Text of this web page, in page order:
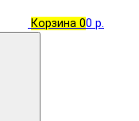
Корзина 00 р.